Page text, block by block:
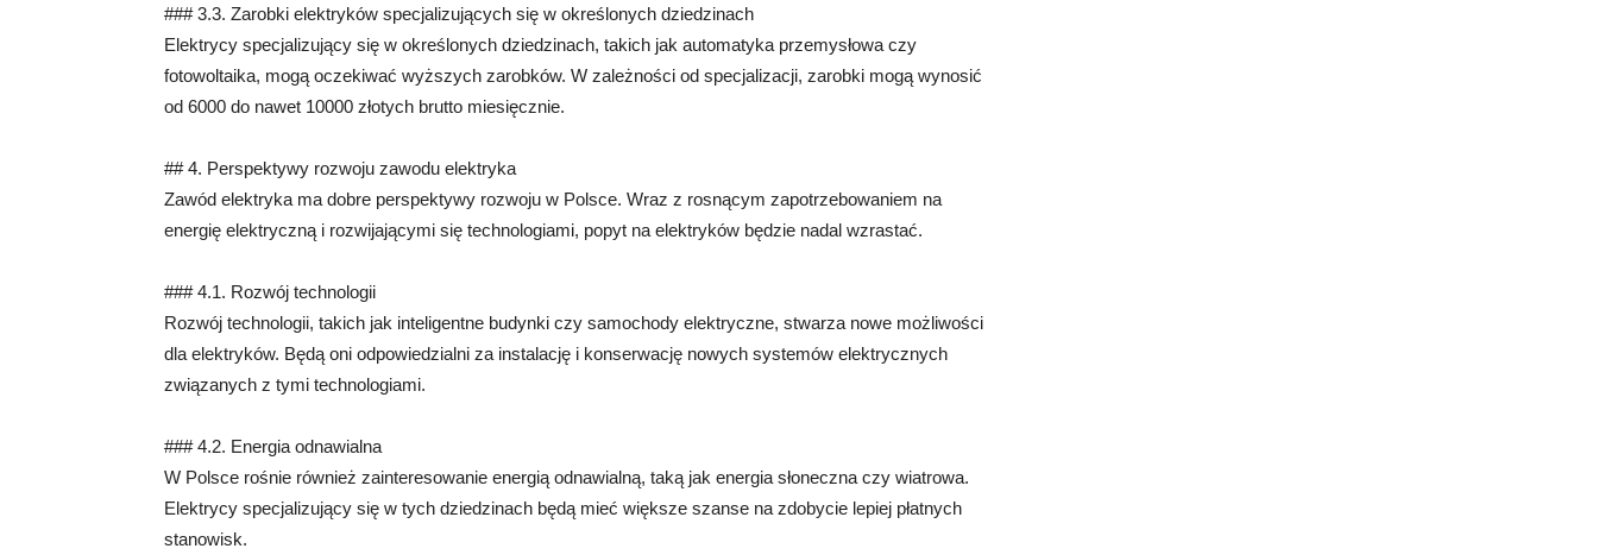
### 3.3. Zarobki elektryków specjalizujących się w określonych dziedzinach
Elektrycy specjalizujący się w określonych dziedzinach, takich jak automatyka przemysłowa czy
fotowoltaika, mogą oczekiwać wyższych zarobków. W zależności od specjalizacji, zarobki mogą wynosić
od 6000 do nawet 10000 złotych brutto miesięcznie.
## 4. Perspektywy rozwoju zawodu elektryka
Zawód elektryka ma dobre perspektywy rozwoju w Polsce. Wraz z rosnącym zapotrzebowaniem na
energię elektryczną i rozwijającymi się technologiami, popyt na elektryków będzie nadal wzrastać.
### 4.1. Rozwój technologii
Rozwój technologii, takich jak inteligentne budynki czy samochody elektryczne, stwarza nowe możliwości
dla elektryków. Będą oni odpowiedzialni za instalację i konserwację nowych systemów elektrycznych
związanych z tymi technologiami.
### 4.2. Energia odnawialna
W Polsce rośnie również zainteresowanie energią odnawialną, taką jak energia słoneczna czy wiatrowa.
Elektrycy specjalizujący się w tych dziedzinach będą mieć większe szanse na zdobycie lepiej płatnych
stanowisk.